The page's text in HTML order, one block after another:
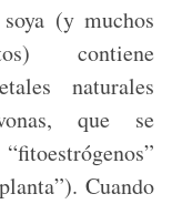
(y muchos
contiene
naturales
que se
Cuando